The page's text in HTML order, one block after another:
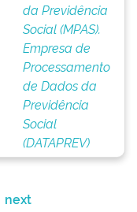
da Previdência
Social (MPAS).
Empresa de
Processamento
de Dados da
Previdência
Social
(DATAPREV)
next